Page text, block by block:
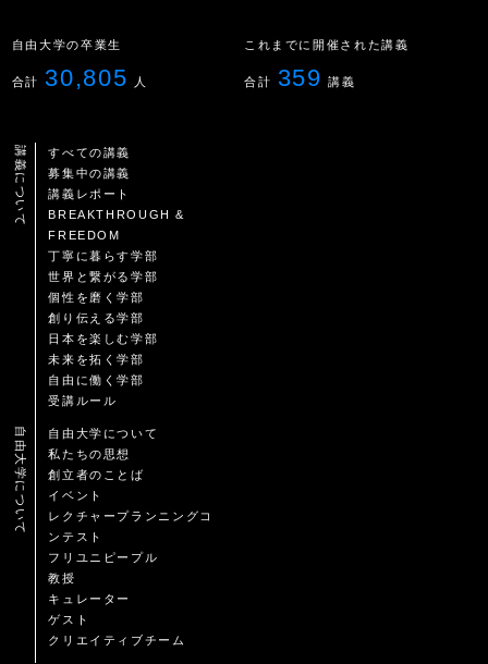
自由大学の卒業生
合計 30,805 人
これまでに開催された講義
合計 359 講義
講義について
すべての講義
募集中の講義
講義レポート
BREAKTHROUGH &
FREEDOM
丁寧に暮らす学部
世界と繋がる学部
個性を磨く学部
創り伝える学部
日本を楽しむ学部
未来を拓く学部
自由に働く学部
受講ルール
自由大学について
自由大学について
私たちの思想
創立者のことば
イベント
レクチャープランニングコ
ンテスト
フリユニピープル
教授
キュレーター
ゲスト
クリエイティブチーム